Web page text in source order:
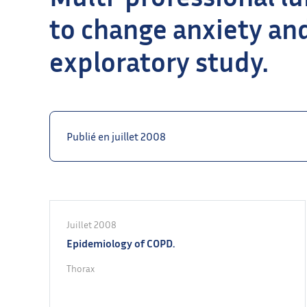
to change anxiety
exploratory study.
Publié en juillet 2008
Juillet 2008
Epidemiology of COPD.
Thorax